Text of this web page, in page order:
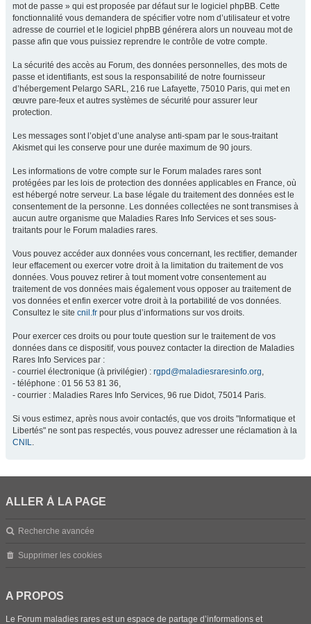
mot de passe » qui est proposée par défaut sur le logiciel phpBB. Cette
fonctionnalité vous demandera de spécifier votre nom d’utilisateur et votre
adresse de courriel et le logiciel phpBB générera alors un nouveau mot de
passe afin que vous puissiez reprendre le contrôle de votre compte.
La sécurité des accès au Forum, des données personnelles, des mots de
passe et identifiants, est sous la responsabilité de notre fournisseur
d’hébergement Pelargo SARL, 216 rue Lafayette, 75010 Paris, qui met en
œuvre pare-feux et autres systèmes de sécurité pour assurer leur
protection.
Les messages sont l’objet d’une analyse anti-spam par le sous-traitant
Akismet qui les conserve pour une durée maximum de 90 jours.
Les informations de votre compte sur le Forum malades rares sont
protégées par les lois de protection des données applicables en France, où
est hébergé notre serveur. La base légale du traitement des données est le
consentement de la personne. Les données collectées ne sont transmises à
aucun autre organisme que Maladies Rares Info Services et ses sous-
traitants pour le Forum maladies rares.
Vous pouvez accéder aux données vous concernant, les rectifier, demander
leur effacement ou exercer votre droit à la limitation du traitement de vos
données. Vous pouvez retirer à tout moment votre consentement au
traitement de vos données mais également vous opposer au traitement de
vos données et enfin exercer votre droit à la portabilité de vos données.
Consultez le site cnil.fr pour plus d’informations sur vos droits.
Pour exercer ces droits ou pour toute question sur le traitement de vos
données dans ce dispositif, vous pouvez contacter la direction de Maladies
Rares Info Services par :
- courriel électronique (à privilégier) : rgpd@maladiesraresinfo.org,
- téléphone : 01 56 53 81 36,
- courrier : Maladies Rares Info Services, 96 rue Didot, 75014 Paris.
Si vous estimez, après nous avoir contactés, que vos droits "Informatique et
Libertés" ne sont pas respectés, vous pouvez adresser une réclamation à la
CNIL.
ALLER À LA PAGE
Recherche avancée
Supprimer les cookies
A PROPOS
Le Forum maladies rares est un espace de partage d’informations et